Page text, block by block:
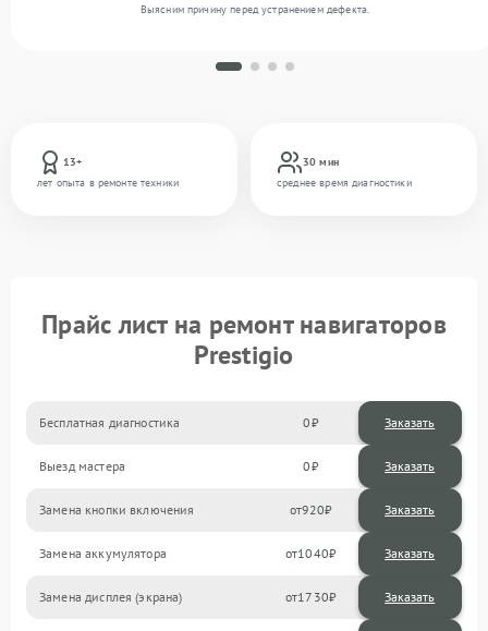
13+
лет опыта в ремонте техники
30 мин
среднее время диагностики
Выясним причину перед устранением дефекта.
Прайс лист на ремонт навигаторов
Prestigio
Бесплатная диагностика 0 Заказать
Выезд мастера 0 Заказать
Замена кнопки включения 920
Замена аккумулятора 1040
Замена дисплея (экрана) 1730